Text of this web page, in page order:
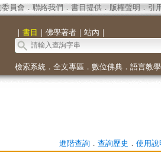
委員會． 聯絡我們 ． 書目提供． 版權聲明 ． 引
｜ 書目 ｜ 佛學著者｜ 站內 ｜
檢索系統． 全文專區 ． 數位佛典． 語言教學
進階查詢． 查詢歷史 ． 使用說